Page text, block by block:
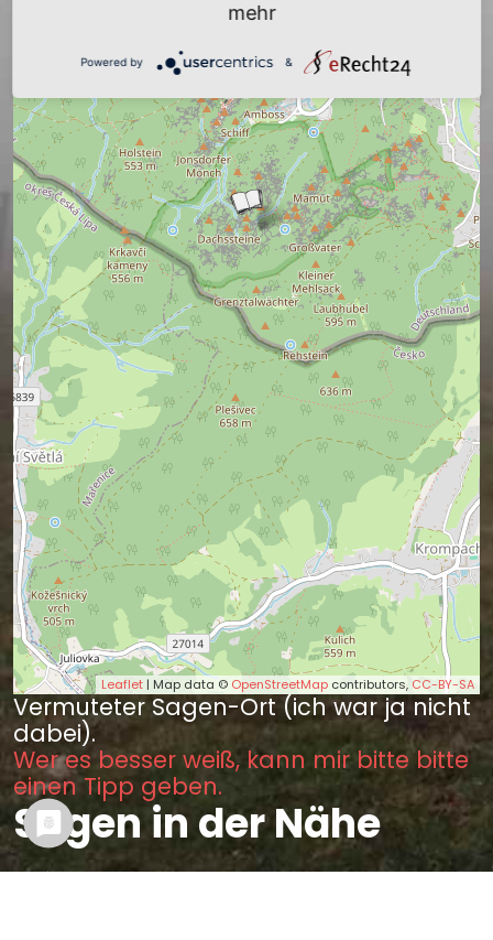
Leaflet | Map data © OpenStreetMap contributors, CC-BY-SA
Vermuteter Sagen-Ort (ich war ja nicht
dabei).
Wer es besser weiß, kann mir bitte bitte
einen Tipp geben.
Sagen in der Nähe
mehr
Powered by &